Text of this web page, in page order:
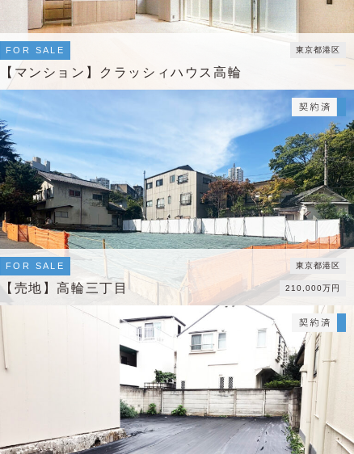
FOR SALE
【マンション】クラッシィハウス高輪
東京都港区
FOR SALE
【売地】高輪三丁目
東京都港区
210,000万円